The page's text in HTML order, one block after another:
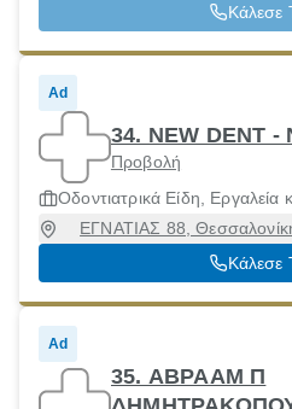
Κάλεσε
Ad
34. NEW DENT -
Προβολή
Οδοντιατρικά Είδη, Εργαλεία
ΕΓΝΑΤΙΑΣ 88,
Κάλεσε
Ad
35. ΑΒΡΑΑΜ Π